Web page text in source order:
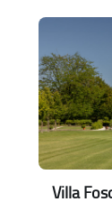
Villa